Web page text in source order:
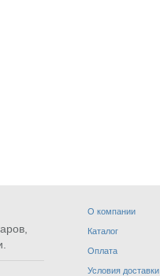
COVID-19 МАСКИ
О компании
Каталог
Оплата
Условия доставки